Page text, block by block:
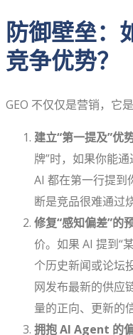
防御壁垒：
竞争优势？
GEO 不仅仅是营销，它
建立“第一提及”优
牌”时，如果你能
AI 都在第一行提到
断是竞品很难通过
修复“感知偏差”的
价。如果 AI 提到“
个历史新闻或论坛
网发布最新的供应
量的正向、更新的
拥抱 AI Agent 的